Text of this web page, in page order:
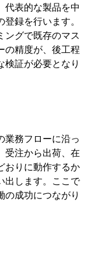
代表的な製品を中
録を行います。
ングで既存のマス
の精度が、後工程
検証が必要となり
業務フローに沿っ
受注から出荷、在
おりに動作するか
出します。ここで
の成功につながり